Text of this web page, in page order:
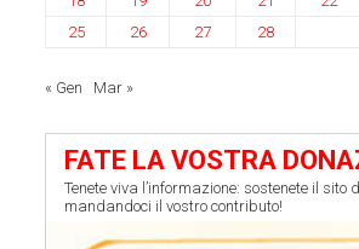
25
26 27 28
« Gen Mar »
FATE LA VOSTRA
Tenete viva l’informazione: sostenete il sito
mandandoci il vostro contributo!